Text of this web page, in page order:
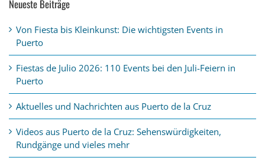
Neueste Beiträge
Von Fiesta bis Kleinkunst: Die wichtigsten Events in
Puerto
Fiestas de Julio 2026: 110 Events bei den Juli-Feiern in
Puerto
Aktuelles und Nachrichten aus Puerto de la Cruz
Videos aus Puerto de la Cruz: Sehenswürdigkeiten,
Rundgänge und vieles mehr